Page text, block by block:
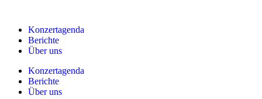
springenKonzertagenda
Berichte
Über uns
Konzertagenda
Berichte
Über uns